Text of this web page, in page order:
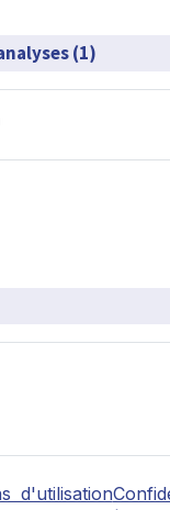
(1)
d'utilisation